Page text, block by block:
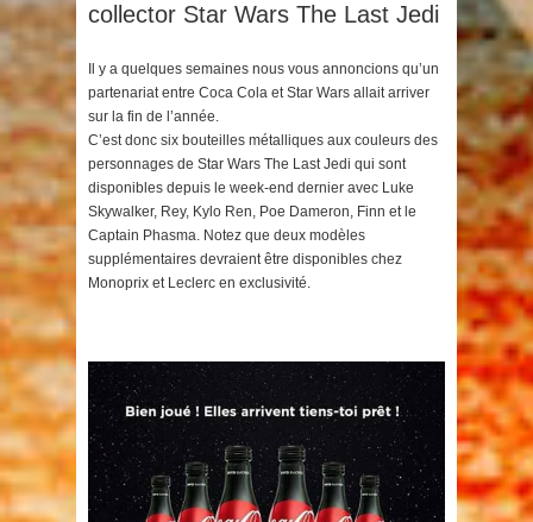
collector Star Wars The Last Jedi
Il y a quelques semaines nous vous annoncions qu’un
partenariat entre Coca Cola et Star Wars allait arriver
sur la fin de l’année.
C’est donc six bouteilles métalliques aux couleurs des
personnages de Star Wars The Last Jedi qui sont
disponibles depuis le week-end dernier avec Luke
Skywalker, Rey, Kylo Ren, Poe Dameron, Finn et le
Captain Phasma. Notez que deux modèles
supplémentaires devraient être disponibles chez
Monoprix et Leclerc en exclusivité.